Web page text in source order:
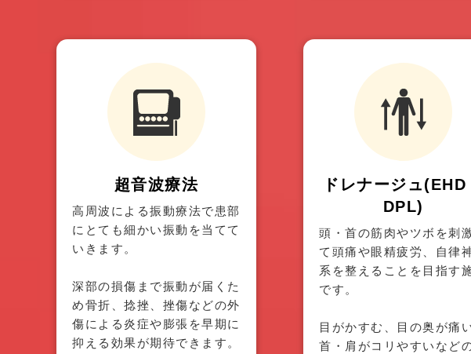
超音波療法
高周波による振動療法で患部
にとても細かい振動を当てて
いきます。
深部の損傷まで振動が届くた
め骨折、捻挫、挫傷などの外
傷による炎症や膨張を早期に
抑える効果が期待できます。
ドレナージュ(EHD
DPL)
頭・首の筋肉やツボを刺
て頭痛や眼精疲労、自律
系を整えることを目指す
です。
目がかすむ、目の奥が痛い
首・肩がコリやすいなど